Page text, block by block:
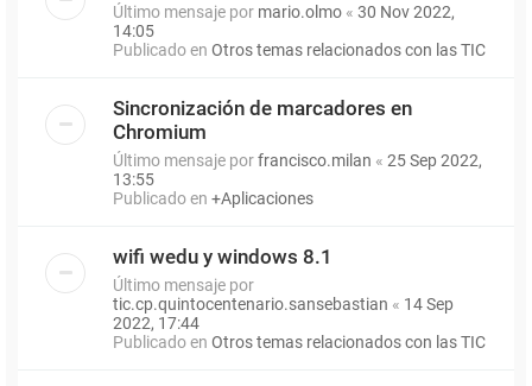
Último mensaje por mario.olmo « 30 Nov 2022,
14:05
Publicado en Otros temas relacionados con las TIC
Sincronización de marcadores en
Chromium
Último mensaje porfrancisco.milan « 25 Sep 2022,
13:55
Publicado en +Aplicaciones
wifi wedu y windows 8.1
Último mensaje por
tic.cp.quintocentenario.sansebastian « 14 Sep
2022, 17:44
Publicado en Otros temas relacionados con las TIC